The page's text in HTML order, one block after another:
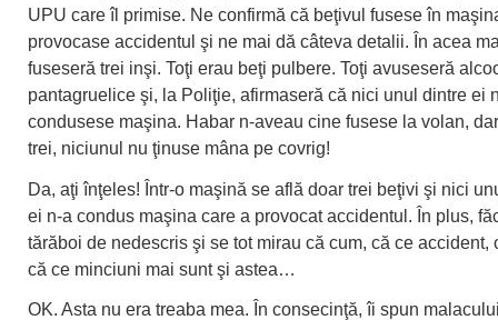
UPU care îl primise. Ne confirmă că beţivul fusese în
provocase accidentul şi ne mai dă câteva detalii. În acea
fuseseră trei inşi. Toţi erau beţi pulbere. Toţi avuseseră
pantagruelice şi, la Poliţie, afirmaseră că nici unul dintre ei
condusese maşina. Habar n-aveau cine fusese la volan,
trei, niciunul nu ţinuse mâna pe covrig!
Da, aţi înţeles! Într-o maşină se află doar trei beţivi şi nici
ei n-a condus maşina care a provocat accidentul. În plus,
tărăboi de nedescris şi se tot mirau că cum, că ce accident,
că ce minciuni mai sunt şi astea…
OK. Asta nu era treaba mea. În consecinţă, îi spun